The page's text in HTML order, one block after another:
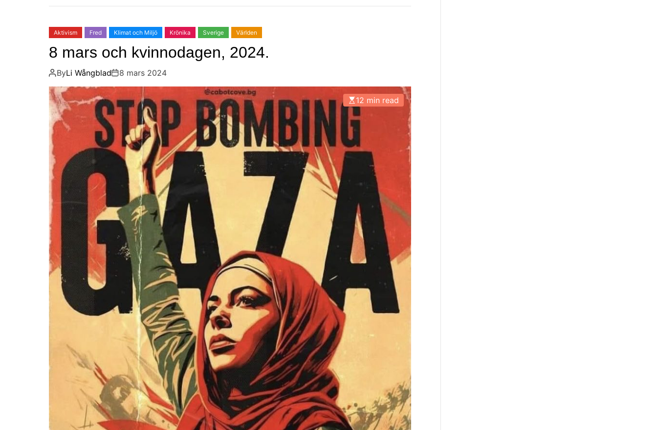
Aktivism Fred Klimat och Miljö Krönika Sverige Världen
8 mars och kvinnodagen, 2024.
ByLi Wångblad 8 mars 2024
12 min read